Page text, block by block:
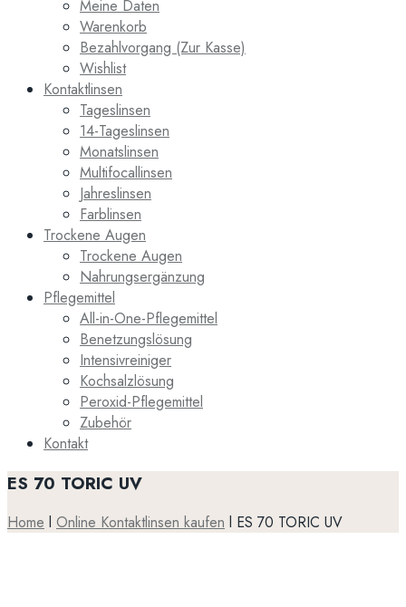
Meine Daten
Warenkorb
Bezahlvorgang (Zur Kasse)
Wishlist
Kontaktlinsen
Tageslinsen
14-Tageslinsen
Monatslinsen
Multifocallinsen
Jahreslinsen
Farblinsen
Trockene Augen
Trockene Augen
Nahrungsergänzung
Pflegemittel
All-in-One-Pflegemittel
Benetzungslösung
Intensivreiniger
Kochsalzlösung
Peroxid-Pflegemittel
Zubehör
Kontakt
ES 70 TORIC UV
Home l Online Kontaktlinsen kaufen l ES 70 TORIC UV